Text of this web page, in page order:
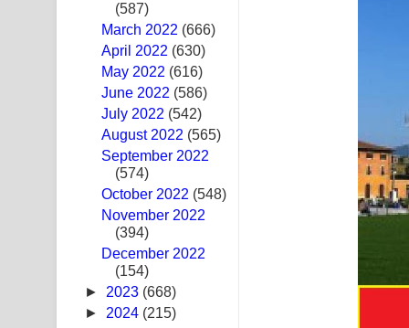
Pa Sina Song Lyrics - පෑ සිනා ගීතයේ පද පෙළ
Pemwanthiye Song Lyrics - පෙම්වන්තියේ ගීතයේ පද
Manobhawa Song Lyrics - මනෝභව ගීතයේ පද පෙළ
Akahe Indala Song Lyrics - ආකාහේ ඉඳලා ගීතයේ
Raawaya Song Lyrics - රාවය ගීතයේ පද පෙළ
Saddeta Denna Song Lyrics - සද්දෙට දෙන්න ගීතයේ
Kaalaya Song Lyrics - කාලය ගීතයේ පද පෙළ
Aramuna Song Lyrics - අරමුණ ගීතයේ පද පෙළ
(587)
March 2022 (666)
April 2022 (630)
May 2022 (616)
June 2022 (586)
July 2022 (542)
August 2022 (565)
September 2022
(574)
October 2022 (548)
November 2022
(394)
December 2022
(154)
► 2023 (668)
► 2024 (215)